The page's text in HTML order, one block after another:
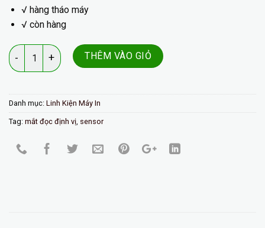
√ hàng tháo máy
√ còn hàng
Số lượng THÊM VÀO GIỎ
Danh mục: Linh Kiện Máy In
Tag: mắt đọc định vị sensor